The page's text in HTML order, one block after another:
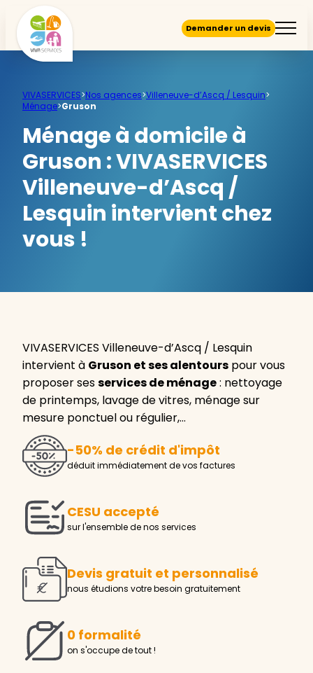
Demander un devis
VIVASERVICES>Nos agences>Villeneuve-d’Ascq / Lesquin>
Ménage>Gruson
Ménage à domicile à
Gruson :VIVASERVICES
Villeneuve-d’Ascq /
Lesquin intervient chez
vous !
VIVASERVICES Villeneuve-d’Ascq / Lesquin
intervient à Gruson et ses alentours pour vous
proposer sesservices de ménage: nettoyage
de printemps, lavage de vitres, ménage sur
mesure ponctuel ou régulier,…
-50% de crédit d'impôt
déduit immédiatement de vos factures
CESU accepté
sur l'ensemble de nos services
Devis gratuit et personnalisé
nous étudions votre besoin gratuitement
0 formalité
on s'occupe de tout !